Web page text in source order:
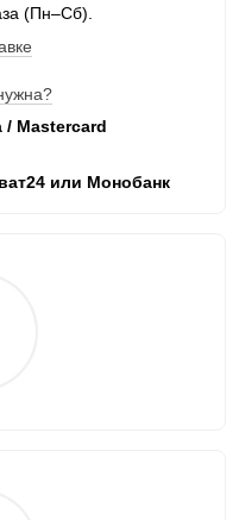
(Пн–Сб).
/ Mastercard
или Монобанк